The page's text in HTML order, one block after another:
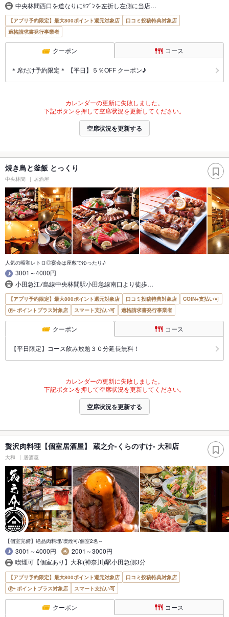
中央林間西口を道なりにｾﾌﾞﾝを左折し左側に当店…
【アプリ予約限定】最大800ポイント還元対象店
口コミ投稿特典対象店
適格請求書発行事業者
クーポン コース
＊席だけ予約限定＊ 【平日】５％OFF クーポン♪
カレンダーの更新に失敗しました。
下記ボタンを押して空席状況を更新してください。
空席状況を更新する
焼き鳥と釜飯 とっくり
中央林間 居酒屋
人気の昭和レトロ◎宴会は座敷でゆったり♪
3001～4000円
小田急江ﾉ島線中央林間駅小田急線南口より徒歩…
【アプリ予約限定】最大800ポイント還元対象店 口コミ投稿特典対象店
COIN+支払い可
ポイントプラス対象店
スマート支払い可 適格請求書発行事業者
クーポン コース
【平日限定】コース飲み放題３０分延長無料！
カレンダーの更新に失敗しました。
下記ボタンを押して空席状況を更新してください。
空席状況を更新する
贅沢肉料理【個室居酒屋】 蔵之介-くらのすけ- 大和店
大和 居酒屋
【個室完備】絶品肉料理/喫煙可/個室2名～
3001～4000円
2001～3000円
喫煙可【個室あり】大和(神奈川)駅小田急側3分
【アプリ予約限定】最大800ポイント還元対象店
口コミ投稿特典対象店
ポイントプラス対象店
スマート支払い可
クーポン コース